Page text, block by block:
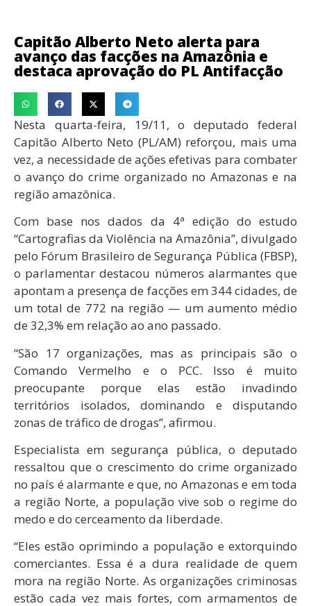
Capitão Alberto Neto alerta para
avanço das facções na Amazônia e
destaca aprovação do PL Antifacção
Nesta quarta-feira, 19/11, o deputado federal
Capitão Alberto Neto (PL/AM) reforçou, mais uma
vez, a necessidade de ações efetivas para combater
o avanço do crime organizado no Amazonas e na
região amazônica.
Com base nos dados da 4ª edição do estudo
“Cartografias da Violência na Amazônia”, divulgado
pelo Fórum Brasileiro de Segurança Pública (FBSP),
o parlamentar destacou números alarmantes que
apontam a presença de facções em 344 cidades, de
um total de 772 na região — um aumento médio
de 32,3% em relação ao ano passado.
“São 17 organizações, mas as principais são o
Comando Vermelho e o PCC. Isso é muito
preocupante porque elas estão invadindo
territórios isolados, dominando e disputando
zonas de tráfico de drogas”, afirmou.
Especialista em segurança pública, o deputado
ressaltou que o crescimento do crime organizado
no país é alarmante e que, no Amazonas e em toda
a região Norte, a população vive sob o regime do
medo e do cerceamento da liberdade.
“Eles estão oprimindo a população e extorquindo
comerciantes. Essa é a dura realidade de quem
mora na região Norte. As organizações criminosas
estão cada vez mais fortes, com armamentos de